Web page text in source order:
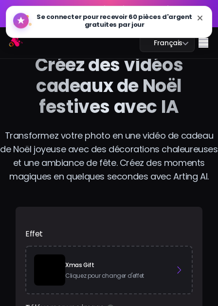
🔥
GPT Image 2.0 est disponible : plus rapide, plus
intelligent et prêt pour la 4K. Essayez maintenant
Arting AI Français
Chat IA
Image IA
Vidéo IA
🔥GPT Image 2.0 est disponible : plus rapide, plus
intelligent et prêt pour la 4K. Essayez maintenant
Créez des vidéos
cadeaux de Noël
festives avec IA
Transformez votre photo en une vidéo de cadeau
de Noël joyeuse avec des décorations chaleureuses
et une ambiance de fête. Créez des moments
magiques en quelques secondes avec Arting AI.
Effet
Xmas Gift
Cliquez pour changer d'effet
Se connecter pour recevoir 60 pièces d'argent
gratuites par jour